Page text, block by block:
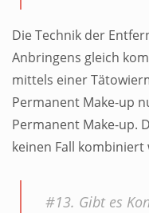
Die Technik der
Anbringens gleich
mittels einer
Permanent Make-up
Permanent Make-up.
keinen Fall kombiniert
#13. Gibt es